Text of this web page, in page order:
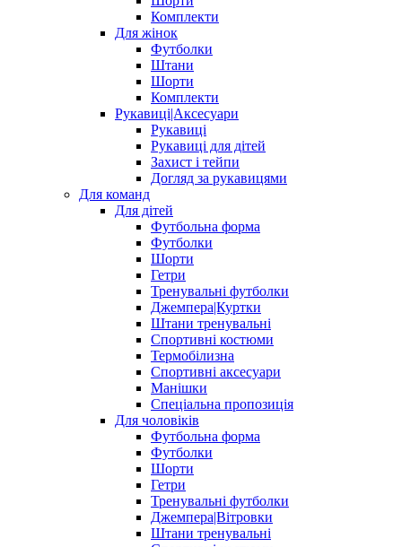
Комплекти
Для жінок
Футболки
Штани
Шорти
Комплекти
Рукавиці|Аксесуари
Рукавиці
Рукавиці для дітей
Захист і тейпи
Догляд за рукавицями
Для команд
Для дітей
Футбольна форма
Футболки
Шорти
Гетри
Тренувальні футболки
Джемпера|Куртки
Штани тренувальні
Спортивні костюми
Термобілизна
Спортивні аксесуари
Манішки
Спеціальна пропозиція
Для чоловіків
Футбольна форма
Футболки
Шорти
Гетри
Тренувальні футболки
Джемпера|Вітровки
Штани тренувальні